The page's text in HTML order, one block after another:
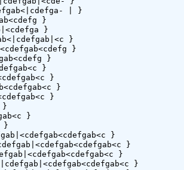
| }
}
}
}
}
}
}
}
}
}
}
}
}
}
}
}
}